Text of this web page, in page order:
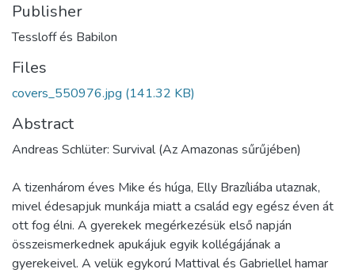
Publisher
Tessloff és Babilon
Files
covers_550976.jpg (141.32 KB)
Abstract
Andreas Schlüter: Survival (Az Amazonas sűrűjében)
A tizenhárom éves Mike és húga, Elly Brazíliába utaznak,
mivel édesapjuk munkája miatt a család egy egész éven át
ott fog élni. A gyerekek megérkezésük első napján
összeismerkednek apukájuk egyik kollégájának a
gyerekeivel. A velük egykorú Mattival és Gabriellel hamar